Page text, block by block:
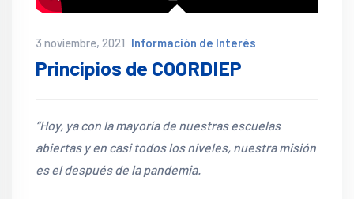
3 noviembre, 2021 Información de Interés
Principios de COORDIEP
“Hoy, ya con la mayoría de nuestras escuelas
abiertas y en casi todos los niveles, nuestra misión
es el después de la pandemia.